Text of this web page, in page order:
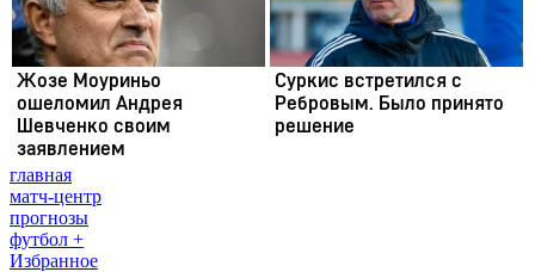
главная
матч-центр
прогнозы
футбол +
Избранное